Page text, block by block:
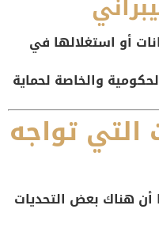
أو استغلالها في
والخاصة لحماية
التي تواجه
أن هناك بعض التحديات